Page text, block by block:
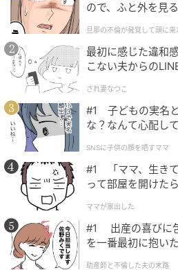
ので、ふと外を見
クチャにしてやっ
旦那の不倫が発覚して頭に
最初に感じた違和
こない夫からの
され妻なつこ
#1 子どもの実名
な？なんて心配し
SNSに子供の顔を晒すママ
#1 「ママ、生き
って部屋を開けたら
ママが家出した
#1 出産の喜びに
を一番最初に抱い
助産師と不倫した夫の末路